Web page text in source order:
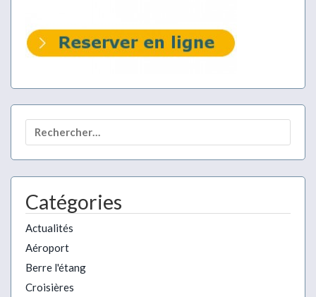
Rechercher :
Catégories
Actualités
Aéroport
Berre l'étang
Croisières